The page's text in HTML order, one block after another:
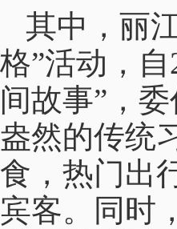
其中，丽
格”活动，
间故事”，
盎然的传统
食，热门出
宾客。同时